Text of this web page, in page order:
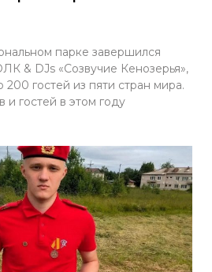
парке завершился
& DJs «Созвучие Кенозерья»,
гостей из пяти стран мира.
и гостей в этом году